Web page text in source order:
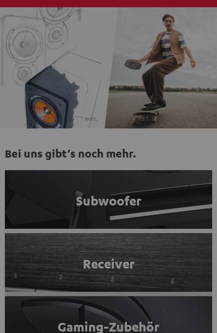
Bei uns gibt’s noch mehr.
Subwoofer
Receiver
Gaming-Zubehör